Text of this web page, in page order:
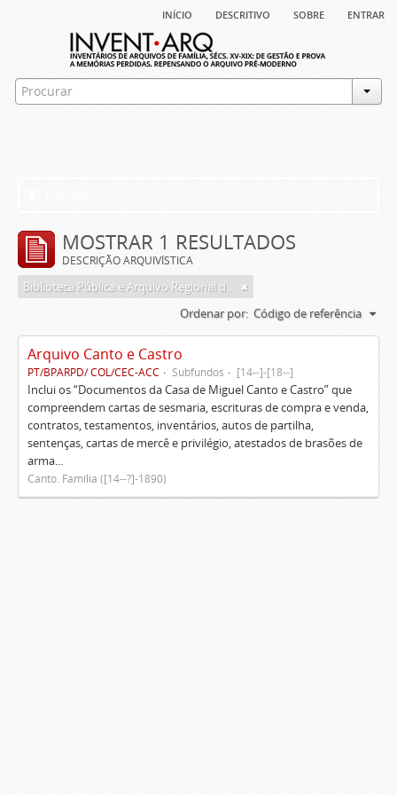
início descritivo sobre entrar
MOSTRAR 1 RESULTADOS
DESCRIÇÃO ARQUIVÍSTICA
Biblioteca Pública e Arquivo Regional de Ponta Delgada
Ordenar por: Código de referência
Arquivo Canto e Castro
PT/BPARPD/ COL/CEC-ACC Subfundos [14--]-[18--]
Inclui os “Documentos da Casa de Miguel Canto e Castro” que
compreendem cartas de sesmaria, escrituras de compra e venda,
contratos, testamentos, inventários, autos de partilha,
sentenças, cartas de mercê e privilégio, atestados de brasões de
arma...
Canto. Família ([14--?]-1890)